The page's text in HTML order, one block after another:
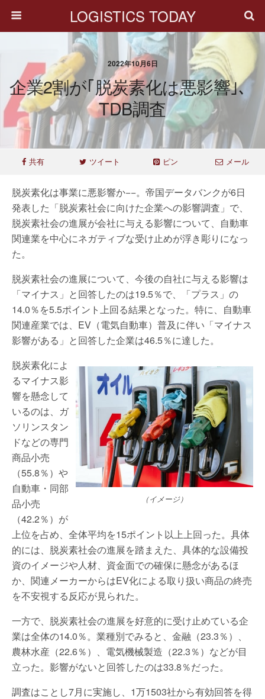
LOGISTICS TODAY
2022年10月6日
企業2割が｢脱炭素化は悪影響｣、
TDB調査
共有 ツイート ピン メール
脱炭素化は事業に悪影響か−−。帝国データバンクが6日
発表した「脱炭素社会に向けた企業への影響調査」で、
脱炭素社会の進展が会社に与える影響について、自動車
関連業を中心にネガティブな受け止めが浮き彫りになっ
た。
脱炭素社会の進展について、今後の自社に与える影響は
「マイナス」と回答したのは19.5％で、「プラス」の
14.0％を5.5ポイント上回る結果となった。特に、自動車
関連産業では、EV（電気自動車）普及に伴い「マイナス
影響がある」と回答した企業は46.5％に達した。
（イメージ）
脱炭素化によ
るマイナス影
響を懸念して
いるのは、ガ
ソリンスタン
ドなどの専門
商品小売
（55.8％）や
自動車・同部
品小売
（42.2％）が
上位を占め、全体平均を15ポイント以上上回った。具体
的には、脱炭素社会の進展を踏まえた、具体的な設備投
資のイメージや人材、資金面での確保に懸念があるほ
か、関連メーカーからはEV化による取り扱い商品の終売
を不安視する反応が見られた。
一方で、脱炭素社会の進展を好意的に受け止めている企
業は全体の14.0％。業種別でみると、金融（23.3％）、
農林水産（22.6％）、電気機械製造（22.3％）などが目
立った。影響がないと回答したのは33.8％だった。
調査はことし7月に実施し、1万1503社から有効回答を得